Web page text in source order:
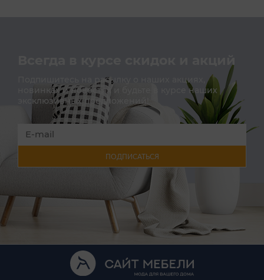
Всегда в курсе скидок и акций
Подпишитесь на расылку о наших акциях,
новинках и новостях и будьте в курсе наших
эксклюзивных предложений!
ПОДПИСАТЬСЯ